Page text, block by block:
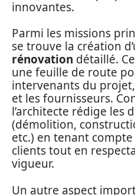
innovantes.
Parmi les missions
se trouve la création
rénovation détaillé.
une feuille de route
intervenants du
et les fournisseurs.
l’architecte rédige les
(démolition,
etc.) en tenant
clients tout en
vigueur.
Un autre aspect